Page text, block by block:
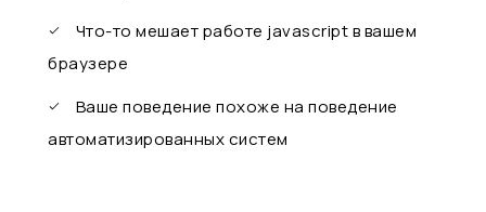
Что-то мешает работе javascript в вашем
браузере
Ваше поведение похоже на поведение
автоматизированных систем